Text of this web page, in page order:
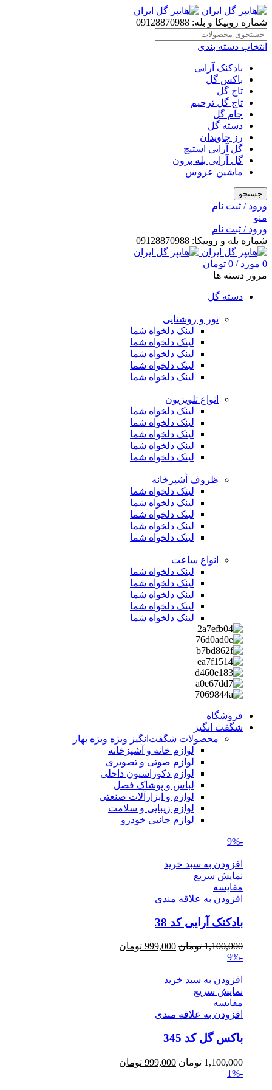
شماره روبیکا و بله: 09128870988
انتخاب دسته بندی
بادکنک آرایی
باکس گل
تاج گل
تاج گل ترحیم
جام گل
دسته گل
رز جاویدان
گل آرایی استیج
گل آرایی بله برون
ماشین عروس
جستجو
ورود / ثبت نام
منو
ورود / ثبت نام
شماره بله و روبیکا: 09128870988
0 مورد /
0 تومان
مرور دسته ها
دسته گل
نور و روشنایی
لینک دلخواه شما
لینک دلخواه شما
لینک دلخواه شما
لینک دلخواه شما
لینک دلخواه شما
انواع تلویزیون
لینک دلخواه شما
لینک دلخواه شما
لینک دلخواه شما
لینک دلخواه شما
لینک دلخواه شما
ظروف آشپرخانه
لینک دلخواه شما
لینک دلخواه شما
لینک دلخواه شما
لینک دلخواه شما
لینک دلخواه شما
انواع ساعت
لینک دلخواه شما
لینک دلخواه شما
لینک دلخواه شما
لینک دلخواه شما
لینک دلخواه شما
فروشگاه
شگفت انگیز
محصولات شگفت‌انگیز ویژه ویژه بهار
لوازم خانه و آشپزخانه
لوازم صوتی و تصویری
لوازم دکوراسیون داخلی
لباس و پوشاک فصل
لوازم و ابزارآلات صنعتی
لوازم زیبایی و سلامت
لوازم جانبی خودرو
-9%
افزودن به سبد خرید
نمایش سریع
مقايسه
افزودن به علاقه مندی
بادکنک آرایی کد 38
1,100,000 تومان Original
1,100,000 تومان.
999,000 تومان
-9%
افزودن به سبد خرید
نمایش سریع
مقايسه
افزودن به علاقه مندی
باکس گل کد 345
1,100,000 تومان Original
999,000 تومان
-1%